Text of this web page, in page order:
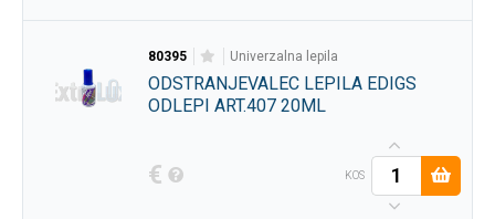
80395 univerzalna lepila
ODSTRANJEVALEC LEPILA EDIGS
ODLEPI ART.407 20ML
€ KOS